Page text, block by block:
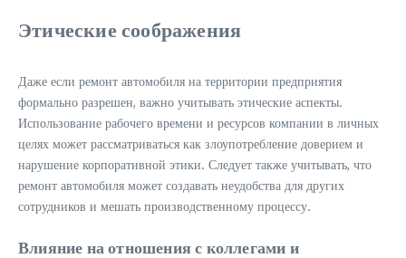
Этические соображения
Даже если ремонт автомобиля на территории предприятия
формально разрешен, важно учитывать этические аспекты.
Использование рабочего времени и ресурсов компании в личных
целях может рассматриваться как злоупотребление доверием и
нарушение корпоративной этики. Следует также учитывать, что
ремонт автомобиля может создавать неудобства для других
сотрудников и мешать производственному процессу.
Влияние на отношения с коллегами и